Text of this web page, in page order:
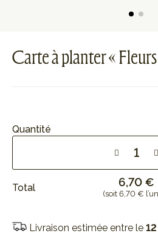
Carte à planter «
Quantité
Total 6,70 €
(soit 6,70 €
Livraison estimée entre le